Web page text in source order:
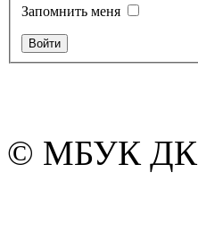
Запомнить меня
© МБУК ДК